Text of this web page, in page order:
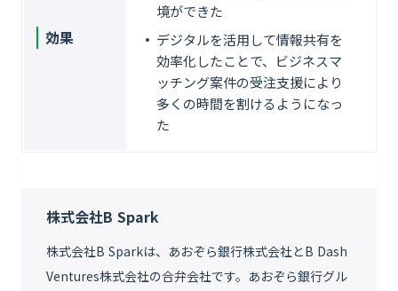
効果
境ができた
デジタルを活用して情報共有を
効率化したことで、ビジネスマ
ッチング案件の受注支援により
多くの時間を割けるようになっ
た
株式会社B Spark
株式会社B Sparkは、あおぞら銀行株式会社とB Dash
Ventures株式会社の合弁会社です。あおぞら銀行グル